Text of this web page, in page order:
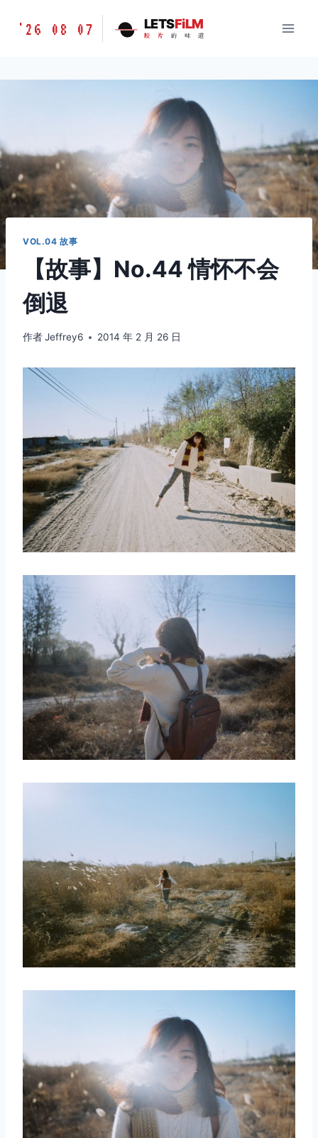
胶
味
'26 08 07 LETSFiLM
胶 片 的 味 道
VOL.04 故事
【故事】No.44 情怀不会
倒退
作者Jeffrey6 2014 年 2 月 26 日